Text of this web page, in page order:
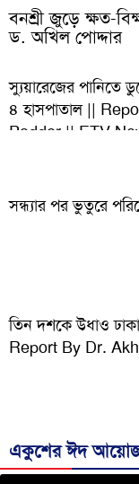
বনশ্রী জুড়ে ক্ষত-
ড. অখিল পোদ্দার
স্যুয়ারেজের
৪ হাসপাতাল ||
Podder || ETV
সন্ধ্যার পর ভুতুরে
তিন দশকে উধাও
Report By Dr.
একুশের ঈদ